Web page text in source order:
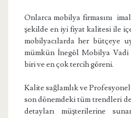
Onlarca mobilya firmasını
şekilde en iyi fiyat kalitesi ile
mobilyacılarda her bütçeye
mümkün İnegöl Mobilya
biri ve en çok tercih göreni.
Kalite sağlamlık ve
son dönemdeki tüm trendleri
detayları müşterilerine